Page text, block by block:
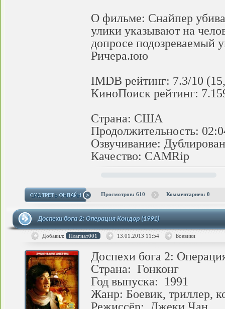
О фильме: Снайпер
улики указывают на
допросе
Ричера.юю
IMDB рейтинг: 7.3/10
КиноПоиск рейтинг:
Страна: США
Продолжительность:
Озвучивание:
Качество: CAMRip
Просмотров: 610 Комментариев: 0
Доспехи бога 2: Операция Кондор (1991)
Добавил: Плагиат001 13.01.2013 11:54 Боевики
Доспехи бога 2:
Страна: Гонконг
Год выпуска: 1991
Жанр: Боевик, триллер,